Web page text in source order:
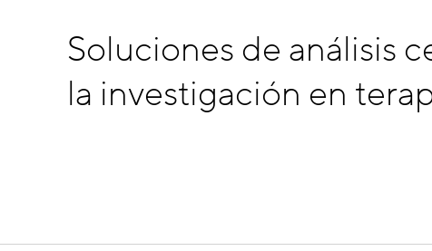
Soluciones de análisis
la investigación en